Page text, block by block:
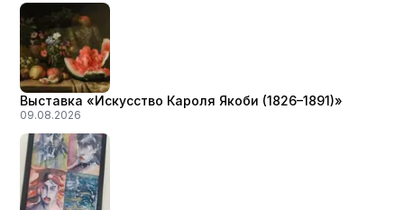
Выставка «Искусство Кароля Якоби (1826–1891)»
09.08.2026